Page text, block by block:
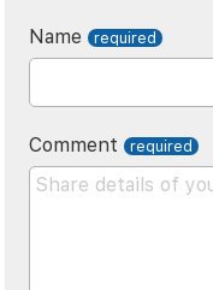
Name
Comment